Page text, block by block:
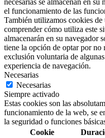
el funcionamiento de las
También utilizamos cookies
comprender cómo utiliza este
almacenarán en su navegador
tiene la opción de optar por no
exclusión voluntaria de
experiencia de navegación.
Necesarias
Necesarias
Siempre activado
Estas cookies son las
funcionamiento de la web, se
la seguridad o funciones
Cookie